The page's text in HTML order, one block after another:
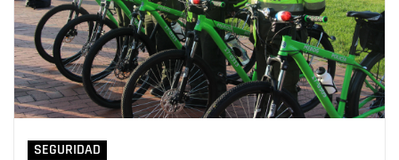
SEGURIDAD